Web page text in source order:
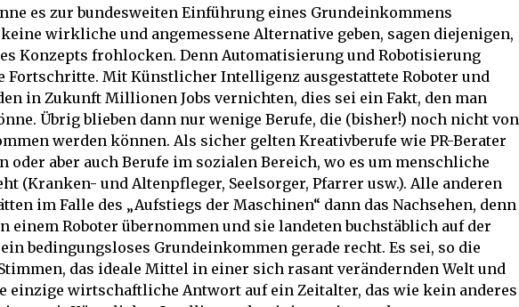
es zur bundesweiten Einführung eines Grundeinkommens
wirkliche und angemessene Alternative geben, sagen diejenigen,
Konzepts frohlocken. Denn Automatisierung und Robotisierung
Fortschritte. Mit Künstlicher Intelligenz ausgestattete Roboter und
in Zukunft Millionen Jobs vernichten, dies sei ein Fakt, den man
Übrig blieben dann nur wenige Berufe, die (bisher!) noch nicht von
werden können. Als sicher gelten Kreativberufe wie PR-Berater
oder aber auch Berufe im sozialen Bereich, wo es um menschliche
(Kranken- und Altenpfleger, Seelsorger, Pfarrer usw.). Alle anderen
im Falle des „Aufstiegs der Maschinen“ dann das Nachsehen, denn
einem Roboter übernommen und sie landeten buchstäblich auf der
ein bedingungsloses Grundeinkommen gerade recht. Es sei, so die
das ideale Mittel in einer sich rasant verändernden Welt und
einzige wirtschaftliche Antwort auf ein Zeitalter, das wie kein anderes